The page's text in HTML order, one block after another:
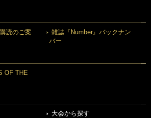
読のご案
雑誌『Number』バックナン
バー
OF THE
大会から探す